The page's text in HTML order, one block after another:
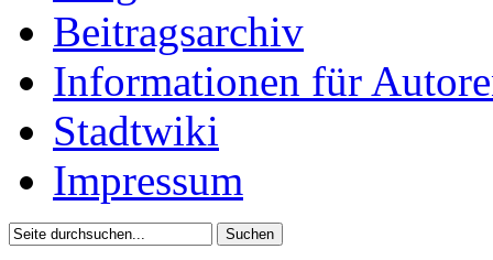
Beitragsarchiv
Informationen für
Stadtwiki
Impressum